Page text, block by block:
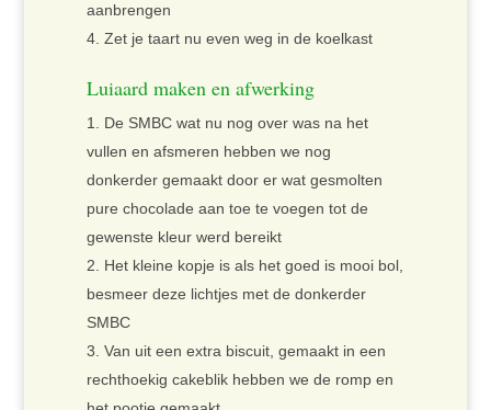
aanbrengen
Zet je taart nu even weg in de koelkast
Luiaard maken en afwerking
De SMBC wat nu nog over was na het
vullen en afsmeren hebben we nog
donkerder gemaakt door er wat gesmolten
pure chocolade aan toe te voegen tot de
gewenste kleur werd bereikt
Het kleine kopje is als het goed is mooi bol,
besmeer deze lichtjes met de donkerder
SMBC
Van uit een extra biscuit, gemaakt in een
rechthoekig cakeblik hebben we de romp en